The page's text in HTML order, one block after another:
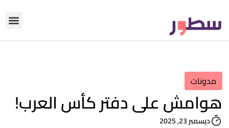
مدونات
هوامش على دفتر كأس العرب!
ديسمبر 23, 2025